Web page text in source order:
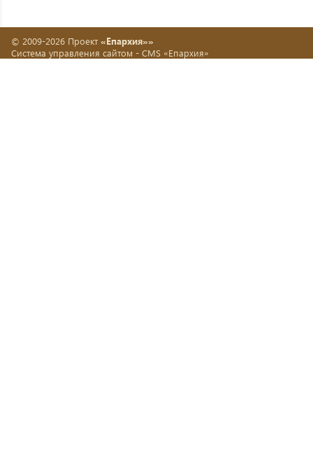
© 2009-2026 Проект «Епархия»»
Система управления сайтом - CMS «Епархия»